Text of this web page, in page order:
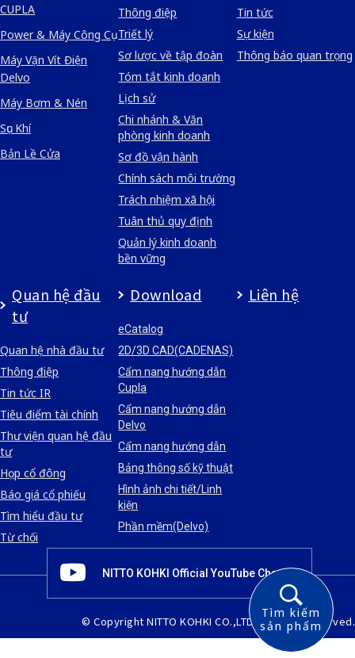
CUPLA
Power & Máy Công Cụ
Máy Vặn Vít Điện
Delvo
Máy Bơm & Nén
Sục Khí
Bản Lề Cửa
Thông điệp
Triết lý
Sơ lược về tập đoàn
Tóm tắt kinh doanh
Lịch sử
Chi nhánh & Văn
phòng kinh doanh
Sơ đồ vận hành
Chính sách môi trường
Trách nhiệm xã hội
Tuân thủ quy định
Quản lý kinh doanh
bền vững
Tin tức
Sự kiện
Thông báo quan trọng
Quan hệ đầu
tư
Quan hệ nhà đầu tư
Thông điệp
Tin tức IR
Tiêu điểm tài chính
Thư viện quan hệ đầu
tư
Họp cổ đông
Báo giá cổ phiếu
Tìm hiểu đầu tư
Từ chối
Download
eCatalog
2D/3D CAD(CADENAS)
Cẩm nang hướng dẫn
Cupla
Cẩm nang hướng dẫn
Delvo
Cẩm nang hướng dẫn
Bảng thông số kỹ thuật
Hình ảnh chi tiết/Linh
kiện
Phần mềm(Delvo)
Liên hệ
NITTO KOHKI Official YouTube Channel
© Copyright NITTO KOHKI CO.,LTD.All rights reserved.
Tìm kiếm
sản phẩm